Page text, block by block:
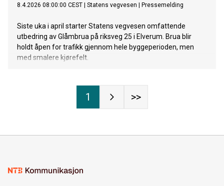
8.4.2026 08:00:00 CEST Statens vegvesen Pressemelding
Siste uka i april starter Statens vegvesen omfattende
utbedring av Glåmbrua på riksveg 25 i Elverum. Brua blir
holdt åpen for trafikk gjennom hele byggeperioden, men
med smalere kjørefelt.
1 >>